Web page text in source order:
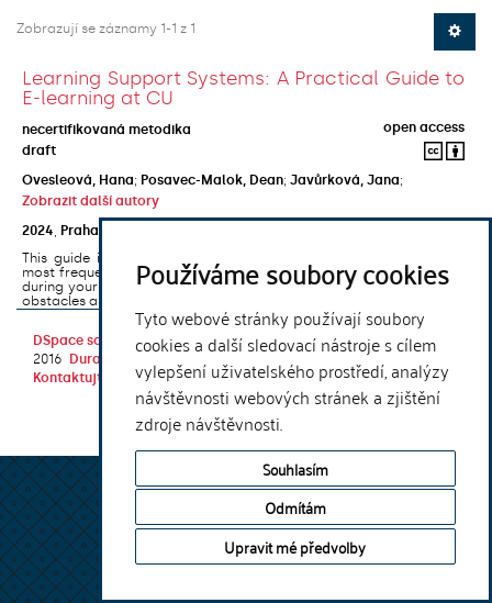
Používáme soubory cookies
Tyto webové stránky používají soubory
cookies a další sledovací nástroje s cílem
vylepšení uživatelského prostředí, analýzy
návštěvnosti webových stránek a zjištění
zdroje návštěvnosti.
Souhlasím
Odmítám
Upravit mé předvolby
Zobrazují se záznamy 1-1 z 1
Learning Support Systems: A Practical Guide to
E-learning at CU
necertifikovaná metodika
open access
draft
Ovesleová, Hana; Posavec-Malok, Dean; Javůrková, Jana;
Zobrazit další autory
2024
Praha
This guide introduces the e-learning support tools that are used
most frequently at Charles University and that you may encounter
during your studies. It will also help you to avoid the most common
obstacles associated ...
DSpace softwarecopyright © 2002-
2016
DuraSpace
Kontaktujte nás |Vyjádření názoru
Theme by